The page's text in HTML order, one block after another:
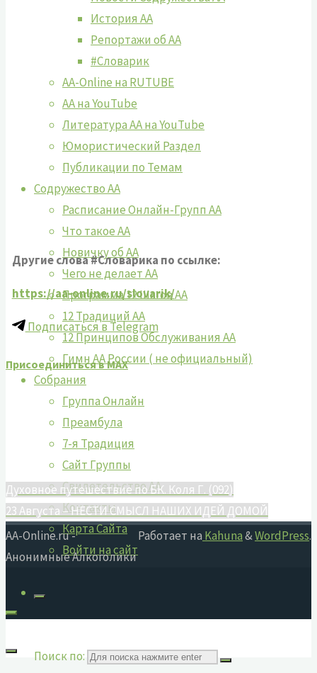
История АА
Репортажи об АА
#Словарик
AA-Online на RUTUBE
АA на YouTube
Литература АА на YouTube
Юмористический Раздел
Публикации по Темам
Содружество АА
Расписание Онлайн-Групп АА
Что такое АА
Новичку об АА
Чего не делает АА
Программа 12 Шагов АА
12 Традиций АА
12 Принципов Обслуживания АА
Гимн АА России ( не официальный)
Собрания
Группа Онлайн
Преамбула
7-я Традиция
Сайт Группы
Свидетельство АА
Контакты
Карта Сайта
Войти на сайт
Поиск по:
Другие слова #Словарика по ссылке:
https://aa-online.ru/slovarik/
Подписаться в Telegram
Присоединиться в MAX
Духовное путешествие по БК. Коля Г. (092)
23 Августа – НЕСТИ СМЫСЛ НАШИХ ИДЕЙ ДОМОЙ
Работает на Kahuna&WordPress.
AA-Online.ru -
Анонимные Алкоголики